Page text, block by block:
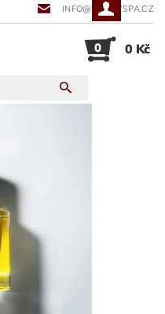
INFO@SUNNYSPA.CZ
0 0 Kč